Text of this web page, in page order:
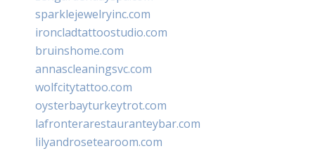
sparklejewelryinc.com
ironcladtattoostudio.com
bruinshome.com
annascleaningsvc.com
wolfcitytattoo.com
oysterbayturkeytrot.com
lafronterarestauranteybar.com
lilyandrosetearoom.com